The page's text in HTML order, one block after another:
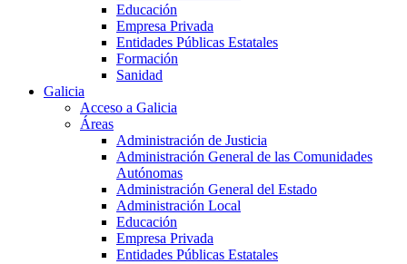
Educación
Empresa Privada
Entidades Públicas Estatales
Formación
Sanidad
Galicia
Acceso a Galicia
Áreas
Administración de Justicia
Administración General de las Comunidades
Autónomas
Administración General del Estado
Administración Local
Educación
Empresa Privada
Entidades Públicas Estatales